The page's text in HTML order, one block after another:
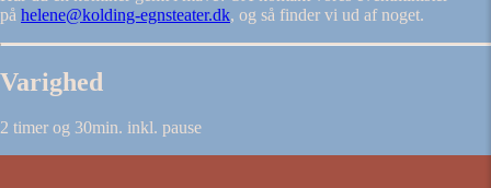
på helene@kolding-egnsteater.dk, og så finder vi ud af noget.
Varighed
2 timer og 30min. inkl. pause